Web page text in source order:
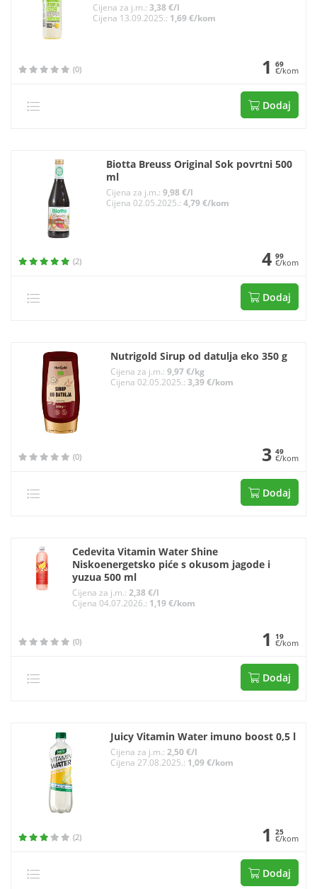
Cijena za j.m.: 3,38 €/l
Cijena 13.09.2025.: 1,69 €/kom
(0) 1 69
€/kom
Dodaj
Biotta Breuss Original Sok povrtni 500
ml
Cijena za j.m.:9,98 €/l
Cijena 02.05.2025.:4,79 €/kom
(2) 4 99
€/kom
Dodaj
Nutrigold Sirup od datulja eko 350 g
Cijena za j.m.: 9,97 €/kg
Cijena 02.05.2025.: 3,39 €/kom
(0) 3 49
€/kom
Dodaj
Cedevita Vitamin Water Shine
Niskoenergetsko piće s okusom jagode i
yuzua 500 ml
Cijena za j.m.: 2,38 €/l
Cijena 04.07.2026.: 1,19 €/kom
(0) 1 19
€/kom
Dodaj
Juicy Vitamin Water imuno boost 0,5 l
Cijena za j.m.: 2,50 €/l
Cijena 27.08.2025.: 1,09 €/kom
(2) 1 25
€/kom
Dodaj